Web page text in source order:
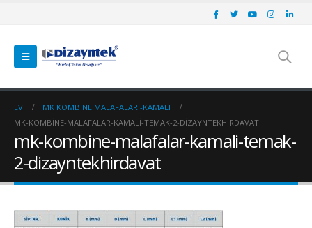
EV
MK KOMBINE MALAFALAR -KAMALI
MK-KOMBINE-MALAFALAR-KAMALI-TEMAK-2-DIZAYNTEKHIRDAVAT
mk-kombine-malafalar-kamali-temak-
2-dizayntekhirdavat